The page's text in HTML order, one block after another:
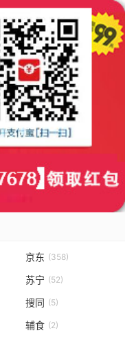
京东 (358)
苏宁 (52)
搜同 (5)
辅食 (2)